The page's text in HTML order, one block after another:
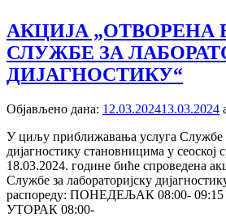
АКЦИЈА „ОТВОРЕНА
СЛУЖБЕ ЗА
ДИЈАГНОСТИКУ“
Објављено дана: 12.03.202413.03.2024
У циљу приближавања услуга Службе
дијагностику становницима у
18.03.2024. године биће спроведена
Службе за лабораторијску
распореду: ПОНЕДЕЉАК 08:00- 09:15
УТОРАК 08:00-